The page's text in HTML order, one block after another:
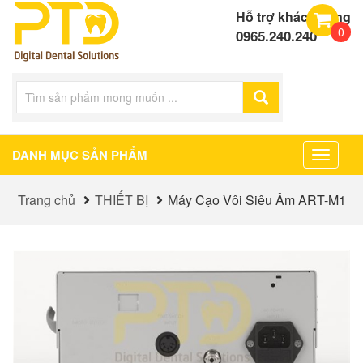
Hỗ trợ khách hàng
0965.240.240 0
DANH MỤC SẢN PHẨM
Toggle
Trang chủ
THIẾT BỊ Máy Cạo Vôi Siêu Âm ART-M1